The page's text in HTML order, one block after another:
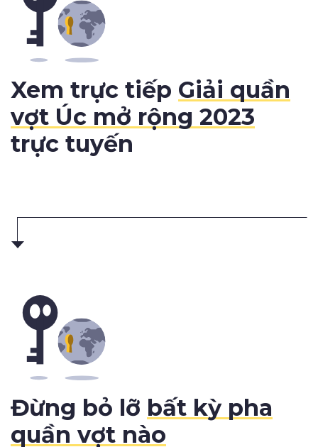
Xem trực tiếp Giải quần
vợt Úc mở rộng 2023
trực tuyến
Đừng bỏ lỡ bất kỳ pha
quần vợt nào